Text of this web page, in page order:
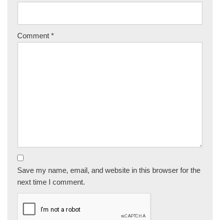
Comment *
Save my name, email, and website in this browser for the
next time I comment.